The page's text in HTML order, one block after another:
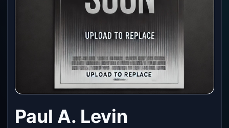
Paul A. Levin